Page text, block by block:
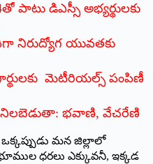
పాటు డిఎస్సీ అభ్యర్థులకు
నిరుద్యోగ యువతకు
మెటీరియల్స్ ‌పంపిణీ
నిలబెడుతా: భవాణి, వేచరేణి
ఒక్కప్పుడు మన జిల్లాలో
ధరలు ఎక్కువనీ, ఇక్కడ